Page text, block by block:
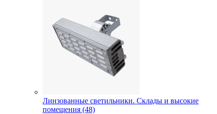
Линзованные светильники. Склады и высокие
помещения (48)